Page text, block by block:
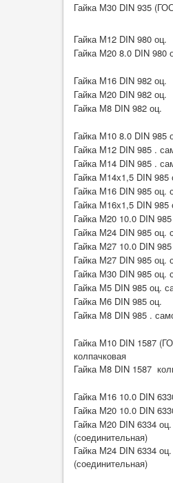
Гайка М30 DIN 935
Гайка М12 DIN 980 оц.
Гайка М20 8.0 DIN 980
Гайка М16 DIN 982 оц.
Гайка М20 DIN 982 оц.
Гайка М8 DIN 982 оц.
Гайка М10 8.0 DIN 985
Гайка М12 DIN 985 .
Гайка М14 DIN 985 .
Гайка М14х1,5 DIN
Гайка М16 DIN 985 оц.
Гайка М16х1,5 DIN
Гайка М20 10.0 DIN
Гайка М24 DIN 985 оц.
Гайка М27 10.0 DIN
Гайка М27 DIN 985 оц.
Гайка М30 DIN 985 оц.
Гайка М5 DIN 985 оц.
Гайка М6 DIN 985 оц.
Гайка М8 DIN 985 .
Гайка М10 DIN 1587
колпачковая
Гайка М8 DIN 1587
Гайка М16 10.0 DIN
Гайка М20 10.0 DIN
Гайка М20 DIN 6334
(соединительная)
Гайка М24 DIN 6334
(соединительная)